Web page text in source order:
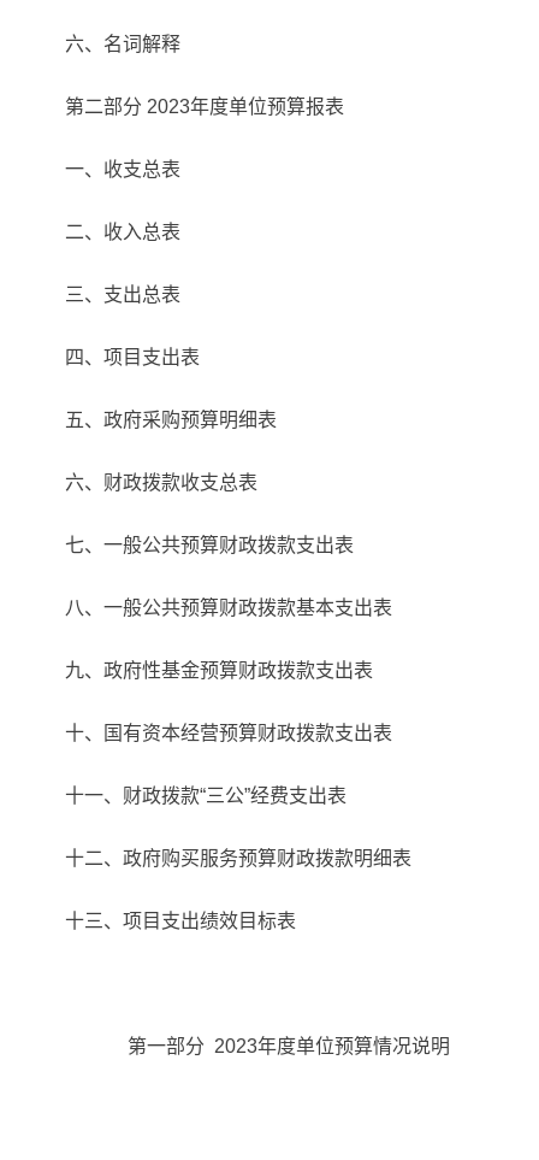
六、名词解释
第二部分 2023年度单位预算报表
一、收支总表
二、收入总表
三、支出总表
四、项目支出表
五、政府采购预算明细表
六、财政拨款收支总表
七、一般公共预算财政拨款支出表
八、一般公共预算财政拨款基本支出表
九、政府性基金预算财政拨款支出表
十、国有资本经营预算财政拨款支出表
十一、财政拨款“三公”经费支出表
十二、政府购买服务预算财政拨款明细表
十三、项目支出绩效目标表
第一部分 2023年度单位预算情况说明